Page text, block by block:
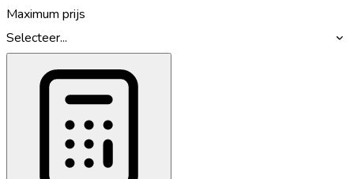
Maximum prijs
Selecteer...